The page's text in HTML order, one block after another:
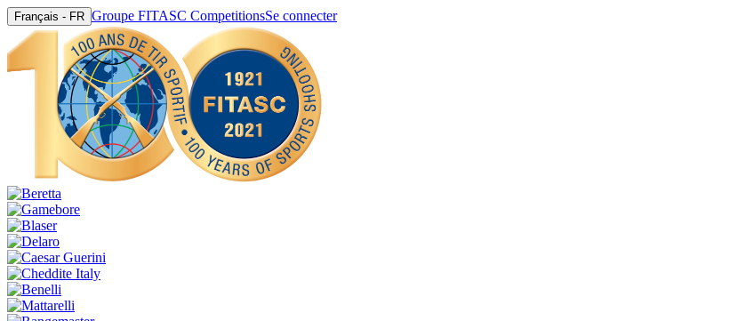
Français - FR Groupe FITASC CompetitionsSe connecter